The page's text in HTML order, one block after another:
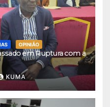
OPINIÃO
em Ruptura com a
KUMA